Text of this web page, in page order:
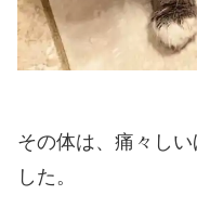
その体は、痛々し
した。